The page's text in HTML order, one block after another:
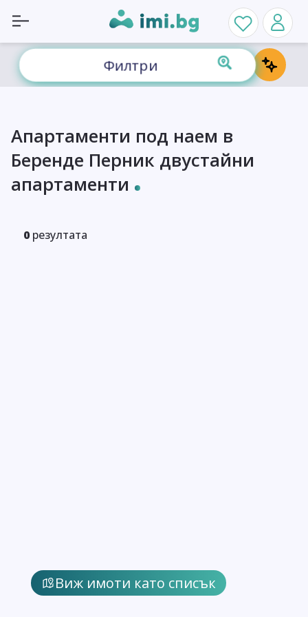
Филтри
Виж имоти като списък
Апартаменти под наем в
Беренде Перник двустайни
апартаменти
0 резултата